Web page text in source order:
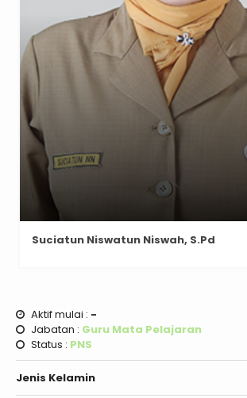
Suciatun Niswatun Niswah, S.Pd
Aktif mulai : -
Jabatan : Guru Mata Pelajaran
Status : PNS
Jenis Kelamin